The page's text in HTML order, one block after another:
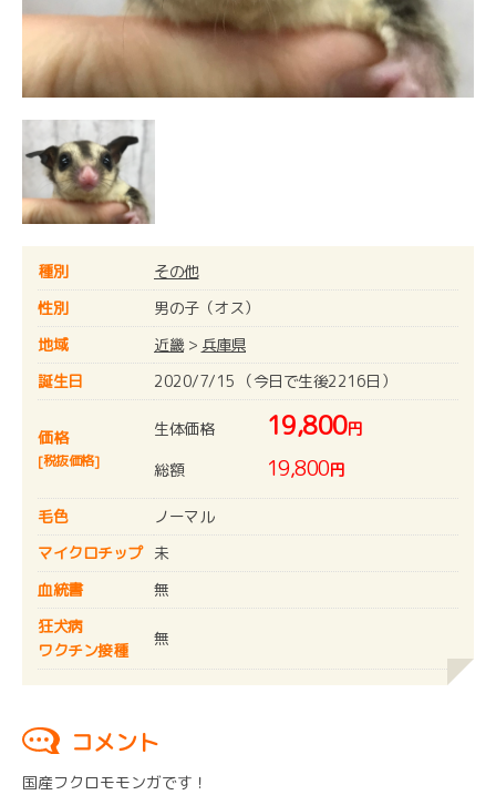
種別
その他
性別
男の子（オス）
地域
近畿> 兵庫県
誕生日
2020/7/15 （今日で生後2216日）
価格
[税抜価格]
生体価格 19,800円
総額
19,800円
毛色
ノーマル
マイクロチップ
未
血統書
無
狂犬病
ワクチン接種
無
コメント
国産フクロモモンガです！